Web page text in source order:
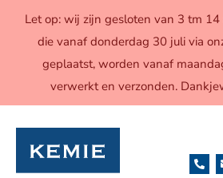
Let op: wij zijn gesloten van 3 tm
die vanaf donderdag 30 juli via
geplaatst, worden vanaf
verwerkt en verzonden.